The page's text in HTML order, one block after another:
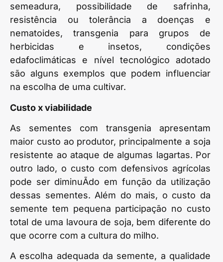
semeadura, possibilidade de safrinha,
resistência ou tolerância a doenças e
nematoides, transgenia para grupos de
herbicidas e insetos, condições
edafoclimáticas e nível tecnológico adotado
são alguns exemplos que podem influenciar
na escolha de uma cultivar.
Custo x viabilidade
As sementes com transgenia apresentam
maior custo ao produtor, principalmente a soja
resistente ao ataque de algumas lagartas. Por
outro lado, o custo com defensivos agrícolas
pode ser diminuÃ­do em função da utilização
dessas sementes. Além do mais, o custo da
semente tem pequena participação no custo
total de uma lavoura de soja, bem diferente do
que ocorre com a cultura do milho.
A escolha adequada da semente, a qualidade